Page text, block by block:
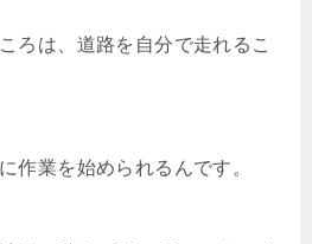
ろは、道路を自分で走れるこ
作業を始められるんです。